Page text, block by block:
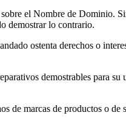
el Nombre de Dominio.
demostrar lo contrario.
ostenta derechos o
demostrables para
de marcas de productos o de